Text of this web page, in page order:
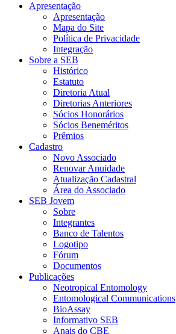
Apresentação
Apresentação
Mapa do Site
Política de Privacidade
Integração
Sobre a SEB
Histórico
Estatuto
Diretoria Atual
Diretorias Anteriores
Sócios Honorários
Sócios Beneméritos
Prêmios
Cadastro
Novo Associado
Renovar Anuidade
Atualização Cadastral
Área do Associado
SEB Jovem
Sobre
Integrantes
Banco de Talentos
Logotipo
Fórum
Documentos
Publicações
Neotropical Entomology
Entomological Communications
BioAssay
Informativo SEB
Anais do CBE